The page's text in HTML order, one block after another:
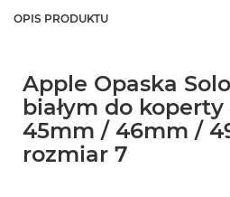
OPIS PRODUKTU
Apple Opaska
białym do
45mm / 46mm /
rozmiar 7